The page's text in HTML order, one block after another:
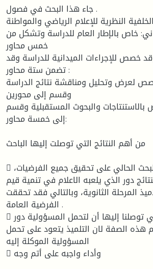
جاء هذا البحث في فصول .
النظرية للإعلام الرياضي والمواطنة
خاص بالإطار العام للدراسة وتشكل من
خمس محاور
خصص للإجراءات الميدانية للدراسة وقد
تضمن ستة محاور :
لعرض وتحليل ومناقشة نتائج الدراسة
وقسم إلى محورين
والبحوث المستقبلية وقسم
إلى خمسة محاور:
من أهم النتائج التي توصلت إليها الباحث
 وقد أسفرت نتائج البحث الحالي على تحقيق جميع الفرضيات،
دور الذي يلعبه الاعلام في تنمية قيم
المرحلة الثانوية، وبالتالي فقد تحققت
الفرضية العامة .
 ومن النقاط التي توصلنا إليها أن لتحمل المسؤولية دور
الصفة لان التلميذ يتعود على تحمل
المسؤولية الموكلة إليه
 وأداء واجبه على أتم وجه